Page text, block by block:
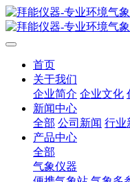
首页
关于我们
企业简介 企业文化
新闻中心
全部 公司新闻 行业
产品中心
全部
气象仪器